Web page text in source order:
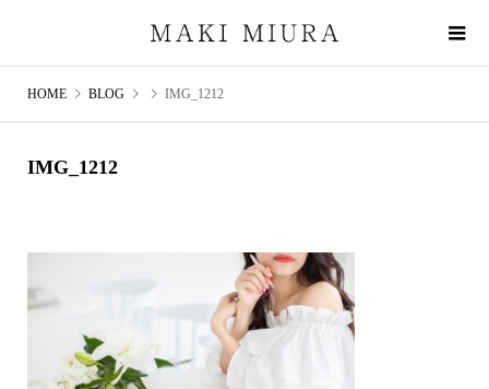
HOME BLOG IMG_1212
IMG_1212